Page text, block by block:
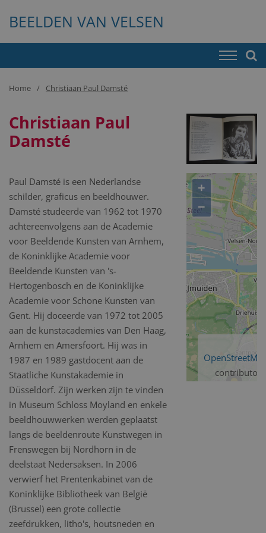
BEELDEN VAN VELSEN
Home Christiaan Paul Damsté
Christiaan Paul
Damsté
Paul Damsté is een Nederlandse
schilder, graficus en beeldhouwer.
Damsté studeerde van 1962 tot 1970
achtereenvolgens aan de Academie
voor Beeldende Kunsten van Arnhem,
de Koninklijke Academie voor
Beeldende Kunsten van 's-
Hertogenbosch en de Koninklijke
Academie voor Schone Kunsten van
Gent. Hij doceerde van 1972 tot 2005
aan de kunstacademies van Den Haag,
Arnhem en Amersfoort. Hij was in
1987 en 1989 gastdocent aan de
Staatliche Kunstakademie in
Düsseldorf. Zijn werken zijn te vinden
in Museum Schloss Moyland en enkele
beeldhouwwerken werden geplaatst
langs de beeldenroute Kunstwegen in
Frenswegen bij Nordhorn in de
deelstaat Nedersaksen. In 2006
verwierf het Prentenkabinet van de
Koninklijke Bibliotheek van België
(Brussel) een grote collectie
zeefdrukken, litho's, houtsneden en
+
−